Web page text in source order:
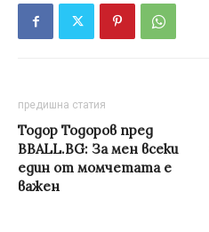
предишна статия
Тодор Тодоров пред
BBALL.BG: За мен всеки
един от момчетата е
важен